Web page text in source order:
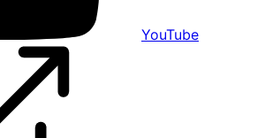
YouTube